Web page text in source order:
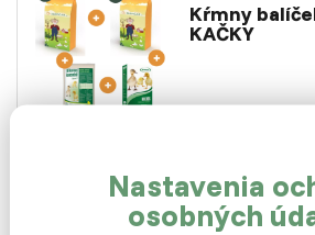
Kŕmny
KAČKY
Základný balík krmív na výkrm
potrebuje každý dobrý
Nastavenia
osobných